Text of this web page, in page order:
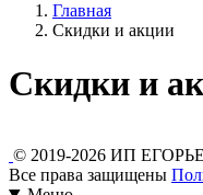
Главная
Скидки и акции
Скидки и
© 2019-2026 ИП
Все права защищены